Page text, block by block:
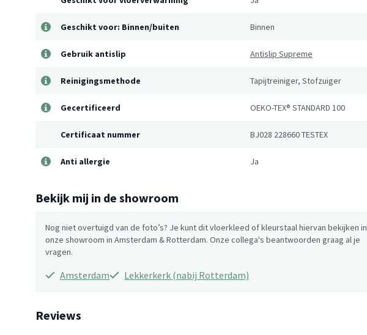
Geschikt voor: Binnen/buiten Binnen
Gebruik antislip Antislip Supreme
Reinigingsmethode Tapijtreiniger, Stofzuiger
Gecertificeerd OEKO-TEX® STANDARD 100
Certificaat nummer BJ028 228660 TESTEX
Anti allergie Ja
Bekijk mij in de showroom
Nog niet overtuigd van de foto’s? Je kunt dit vloerkleed of kleurstaal hiervan bekijken in
onze showroom in Amsterdam & Rotterdam. Onze collega's beantwoorden graag al je
vragen.
Amsterdam Lekkerkerk (nabij Rotterdam)
Reviews